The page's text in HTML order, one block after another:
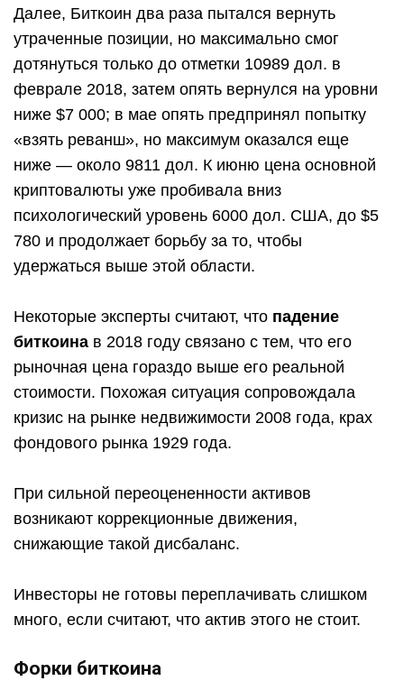
Далее, Биткоин два раза пытался вернуть
утраченные позиции, но максимально смог
дотянуться только до отметки 10989 дол. в
феврале 2018, затем опять вернулся на уровни
ниже $7 000; в мае опять предпринял попытку
«взять реванш», но максимум оказался еще
ниже — около 9811 дол. К июню цена основной
криптовалюты уже пробивала вниз
психологический уровень 6000 дол. США, до $5
780 и продолжает борьбу за то, чтобы
удержаться выше этой области.
Некоторые эксперты считают, что падение
биткоина в 2018 году связано с тем, что его
рыночная цена гораздо выше его реальной
стоимости. Похожая ситуация сопровождала
кризис на рынке недвижимости 2008 года, крах
фондового рынка 1929 года.
При сильной переоцененности активов
возникают коррекционные движения,
снижающие такой дисбаланс.
Инвесторы не готовы переплачивать слишком
много, если считают, что актив этого не стоит.
Форки биткоина